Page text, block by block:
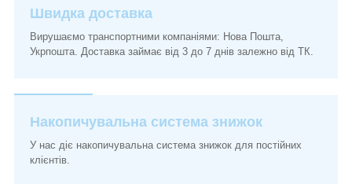
Швидка доставка
Вирушаємо транспортними компаніями: Нова Пошта,
Укрпошта. Доставка займає від 3 до 7 днів залежно від ТК.
Накопичувальна система знижок
У нас діє накопичувальна система знижок для постійних
клієнтів.